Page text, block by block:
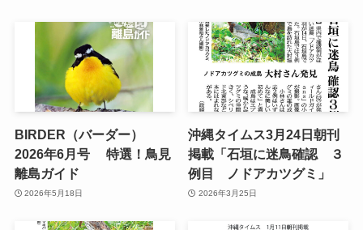
BIRDER（バーダー）
2026年6月号 特選！鳥見
離島ガイド
2026年5月18日
沖縄タイムス3月24日朝刊
掲載「石垣に迷鳥確認 ３
例目 ノドアカツグミ」
2026年3月25日